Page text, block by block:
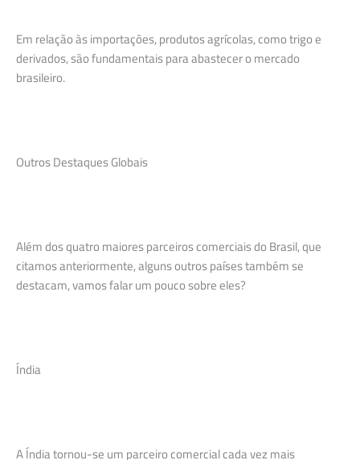
Em relação às importações, produtos agrícolas, como trigo e
derivados, são fundamentais para abastecer o mercado
brasileiro.
Outros Destaques Globais
Além dos quatro maiores parceiros comerciais do Brasil, que
citamos anteriormente, alguns outros países também se
destacam, vamos falar um pouco sobre eles?
Índia
A Índia tornou-se um parceiro comercial cada vez mais